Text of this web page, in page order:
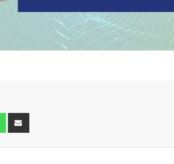
Whatsapp